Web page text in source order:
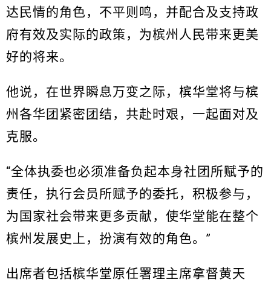
达民情的角色，不平则鸣，并配合及支持政
府有效及实际的政策，为槟州人民带来更美
好的将来。
他说，在世界瞬息万变之际，槟华堂将与槟
州各华团紧密团结，共赴时艰，一起面对及
克服。
“全体执委也必须准备负起本身社团所赋予的
责任，执行会员所赋予的委托，积极参与，
为国家社会带来更多贡献，使华堂能在整个
槟州发展史上，扮演有效的角色。”
出席者包括槟华堂原任署理主席拿督黄天